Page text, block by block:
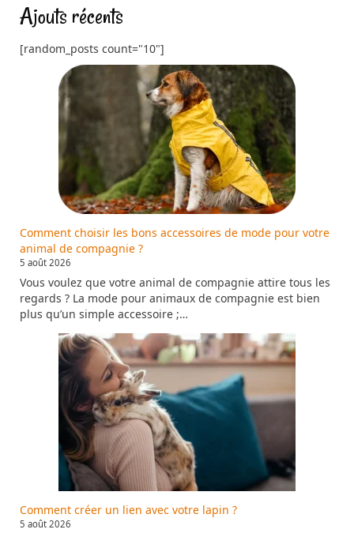
Ajouts récents
[random_posts count="10"]
Comment choisir les bons accessoires de mode pour votre
animal de compagnie ?
5 août 2026
Vous voulez que votre animal de compagnie attire tous les
regards ? La mode pour animaux de compagnie est bien
plus qu’un simple accessoire ;…
Comment créer un lien avec votre lapin ?
5 août 2026